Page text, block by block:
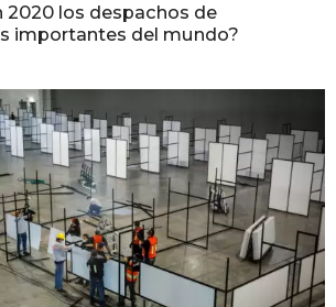
2020 los despachos de
importantes del mundo?